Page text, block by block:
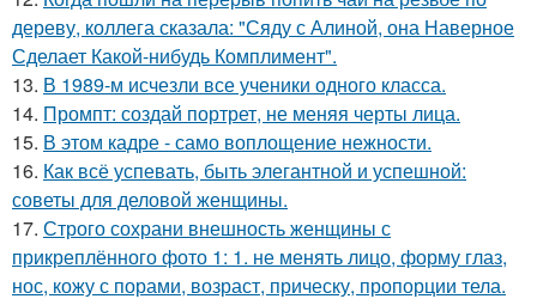
дереву, коллега сказала: "Сяду с Алиной, она Наверное
Сделает Какой-нибудь Комплимент".
13. В 1989-м исчезли все ученики одного класса.
14. Промпт: создай портрет, не меняя черты лица.
15. В этом кадре - само воплощение нежности.
16. Как всё успевать, быть элегантной и успешной:
советы для деловой женщины.
17. Строго сохрани внешность женщины с
прикреплённого фото 1: 1. не менять лицо, форму глаз,
нос, кожу с порами, возраст, прическу, пропорции тела.